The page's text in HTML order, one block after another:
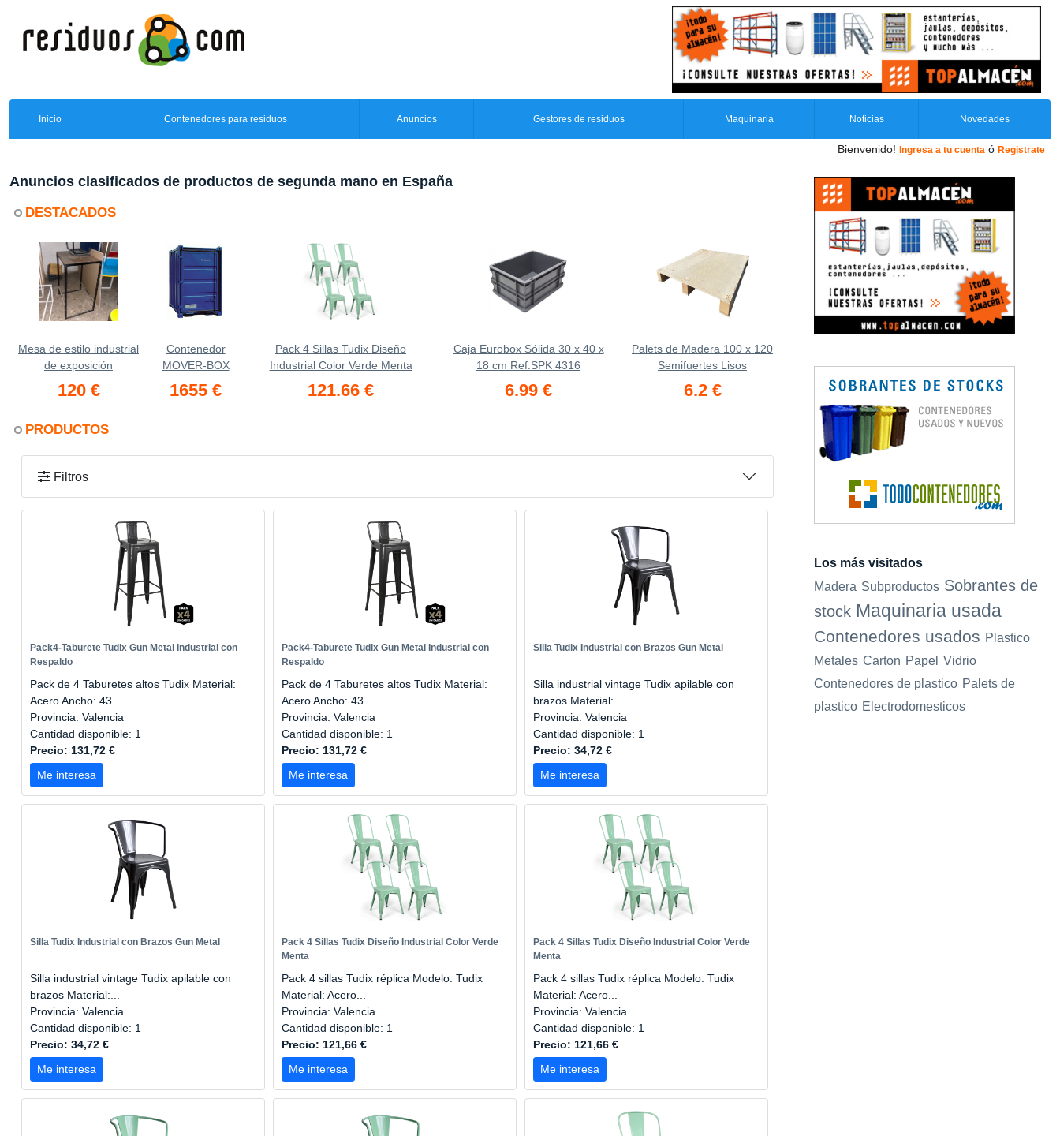
Inicio Contenedores para residuos Anuncios Gestores de residuos Maquinaria Noticias Novedades
Bienvenido! Ingresa a tu cuenta ó Registrate
Anuncios clasificados de productos de segunda mano en España
DESTACADOS
Mesa de estilo industrial
de exposición
120 €
Contenedor
MOVER-BOX
1655 €
Pack 4 Sillas Tudix Diseño
Industrial Color Verde Menta
121.66 €
Caja Eurobox Sólida 30 x 40 x
18 cm Ref.SPK 4316
6.99 €
Palets de Madera 100 x 120
Semifuertes Lisos
6.2 €
PRODUCTOS
Filtros
Pack4-Taburete Tudix Gun Metal Industrial con
Respaldo
Pack de 4 Taburetes altos Tudix Material:
Acero Ancho: 43...
Provincia: Valencia
Cantidad disponible: 1
Precio: 131,72 €
Me interesa
Pack4-Taburete Tudix Gun Metal Industrial con
Respaldo
Pack de 4 Taburetes altos Tudix Material:
Acero Ancho: 43...
Provincia: Valencia
Cantidad disponible: 1
Precio: 131,72 €
Me interesa
Silla Tudix Industrial con Brazos Gun Metal
Silla industrial vintage Tudix apilable con
brazos Material:...
Provincia: Valencia
Cantidad disponible: 1
Precio: 34,72 €
Me interesa
Silla Tudix Industrial con Brazos Gun Metal
Silla industrial vintage Tudix apilable con
brazos Material:...
Provincia: Valencia
Cantidad disponible: 1
Precio: 34,72 €
Me interesa
Pack 4 Sillas Tudix Diseño Industrial Color Verde
Menta
Pack 4 sillas Tudix réplica Modelo: Tudix
Material: Acero...
Provincia: Valencia
Cantidad disponible: 1
Precio: 121,66 €
Me interesa
Pack 4 Sillas Tudix Diseño Industrial Color Verde
Menta
Pack 4 sillas Tudix réplica Modelo: Tudix
Material: Acero...
Provincia: Valencia
Cantidad disponible: 1
Precio: 121,66 €
Me interesa
Los más visitados
Madera Subproductos Sobrantes de
stock Maquinaria usada
Contenedores usados Plastico
Metales Carton Papel Vidrio
Contenedores de plastico Palets de
plastico Electrodomesticos